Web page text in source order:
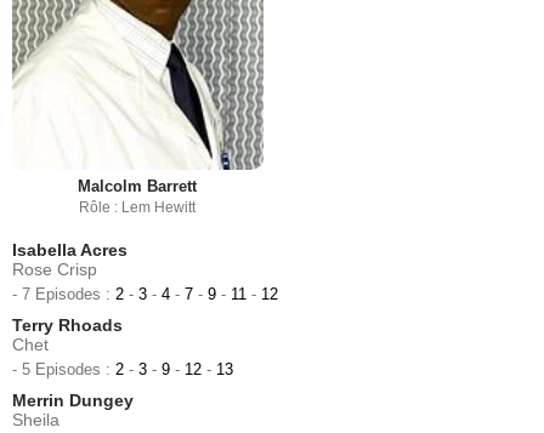
Malcolm Barrett
Rôle : Lem Hewitt
Isabella Acres
Rose Crisp
- 7 Episodes : 2 - 3 - 4 - 7 - 9 - 11 - 12
Terry Rhoads
Chet
- 5 Episodes : 2 - 3 - 9 - 12 - 13
Merrin Dungey
Sheila